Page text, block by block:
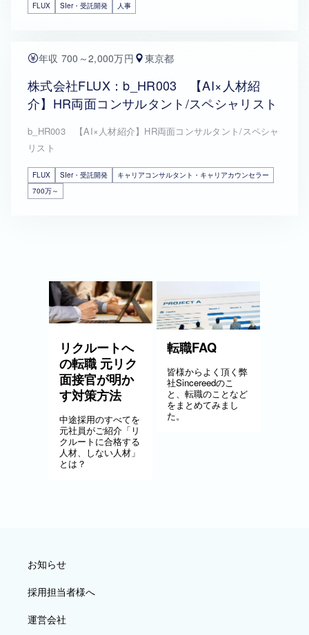
FLUX SIer・受託開発 人事
年収 700～2,000万円 東京都
株式会社FLUX：b_HR003 【AI×人材紹
介】HR両面コンサルタント/スペシャリスト
b_HR003 【AI×人材紹介】HR両面コンサルタント/スペシャ
リスト
FLUX SIer・受託開発
キャリアコンサルタント・キャリアカウンセラー
700万～
リクルートへ
の転職 元リク
面接官が明か
す対策方法
中途採用のすべてを
元社員がご紹介「リ
クルートに合格する
人材、しない人材」
とは？
転職FAQ
皆様からよく頂く弊
社Sincereedのこ
と、転職のことなど
をまとめてみまし
た。
お知らせ
採用担当者様へ
運営会社